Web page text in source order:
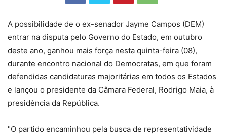
A possibilidade de o ex-senador Jayme Campos (DEM)
entrar na disputa pelo Governo do Estado, em outubro
deste ano, ganhou mais força nesta quinta-feira (08),
durante encontro nacional do Democratas, em que foram
defendidas candidaturas majoritárias em todos os Estados
e lançou o presidente da Câmara Federal, Rodrigo Maia, à
presidência da República.
"O partido encaminhou pela busca de representatividade